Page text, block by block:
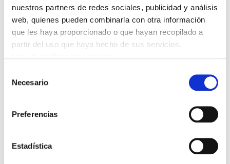
nuestros partners de redes sociales, publicidad y análisis
web, quienes pueden combinarla con otra información
que les haya proporcionado o que hayan recopilado a
partir del uso que haya hecho de sus servicios.
Necesario
Preferencias
Estadística
PROVISIÓN DE PUESTOS
EUSKARA